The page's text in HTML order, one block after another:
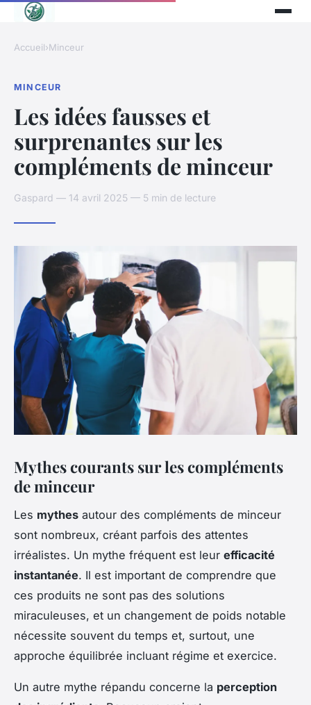
Accueil›Minceur
MINCEUR
Les idées fausses et
surprenantes sur les
compléments de minceur
Gaspard — 14 avril 2025 — 5 min de lecture
Mythes courants sur les compléments
de minceur
Les mythes autour des compléments de minceur
sont nombreux, créant parfois des attentes
irréalistes. Un mythe fréquent est leur efficacité
instantanée. Il est important de comprendre que
ces produits ne sont pas des solutions
miraculeuses, et un changement de poids notable
nécessite souvent du temps et, surtout, une
approche équilibrée incluant régime et exercice.
Un autre mythe répandu concerne la perception